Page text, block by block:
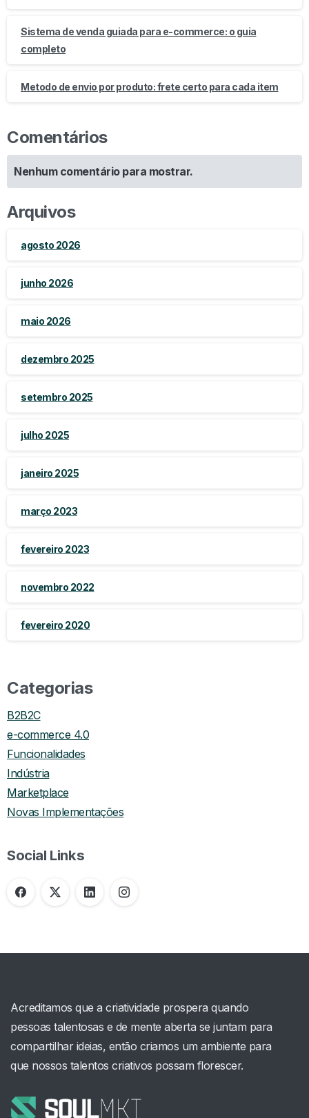
Sistema de venda guiada para e-commerce: o guia
completo
Metodo de envio por produto: frete certo para cada item
Comentários
Nenhum comentário para mostrar.
Arquivos
agosto 2026
junho 2026
maio 2026
dezembro 2025
setembro 2025
julho 2025
janeiro 2025
março 2023
fevereiro 2023
novembro 2022
fevereiro 2020
Categorias
B2B2C
e-commerce 4.0
Funcionalidades
Indústria
Marketplace
Novas Implementações
Social Links
Acreditamos que a criatividade prospera quando
pessoas talentosas e de mente aberta se juntam para
compartilhar ideias, então criamos um ambiente para
que nossos talentos criativos possam florescer.